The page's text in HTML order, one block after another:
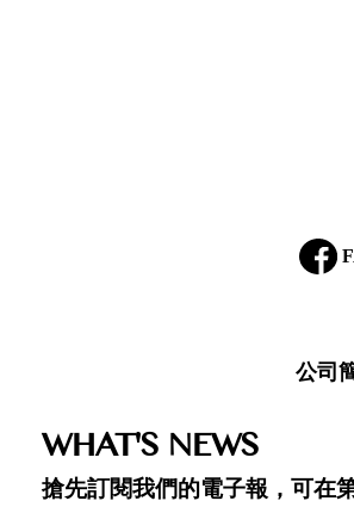
公司
WHAT'S NEWS
搶先訂閱我們的電子報，可在